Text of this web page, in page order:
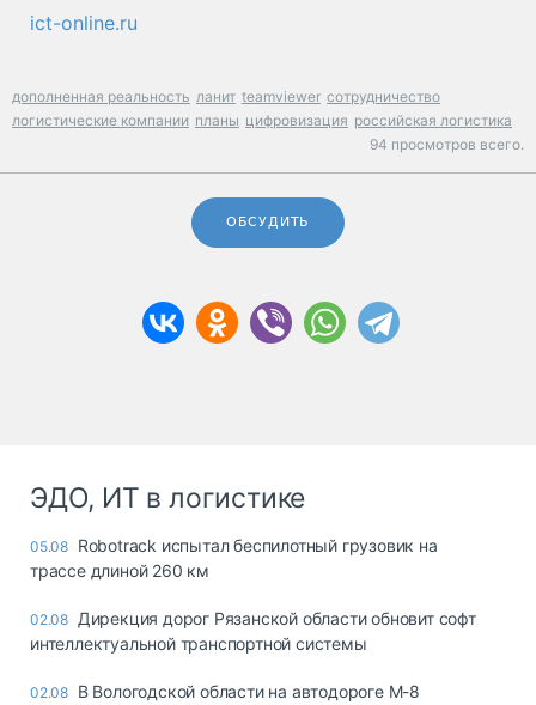
ict-online.ru
дополненная реальность ланит teamviewer сотрудничество
логистические компании планы цифровизация российская логистика
94 просмотров всего.
ОБСУДИТЬ
ЭДО, ИТ в логистике
05.08 Robotrack испытал беспилотный грузовик на
трассе длиной 260 км
02.08 Дирекция дорог Рязанской области обновит софт
интеллектуальной транспортной системы
02.08 В Вологодской области на автодороге М-8